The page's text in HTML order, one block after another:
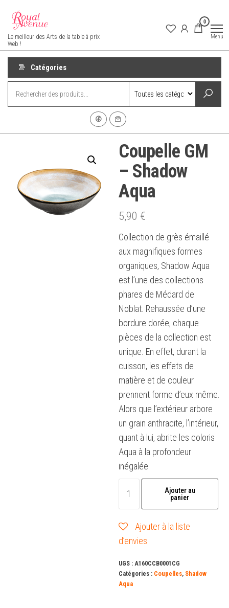
contenu
Royal Avenue
Le meilleur des Arts de la table à prix
Web !
0
Menu
Catégories
Coupelle GM
– Shadow
Aqua
5,90 €
Collection de grès émaillé
aux magnifiques formes
organiques, Shadow Aqua
est l’une des collections
phares de Médard de
Noblat. Rehaussée d’une
bordure dorée, chaque
pièces de la collection est
unique. En effet, durant la
cuisson, les effets de
matière et de couleur
prennent forme d’eux même.
Alors que l’extérieur arbore
un grain anthracite, l’intérieur,
quant à lui, abrite les coloris
Aqua à la profondeur
inégalée.
GM
-
Aqua
Ajouter au
panier
Ajouter à la liste
d’envies
UGS : A160CCB0001CG
Catégories : Coupelles, Shadow
Aqua